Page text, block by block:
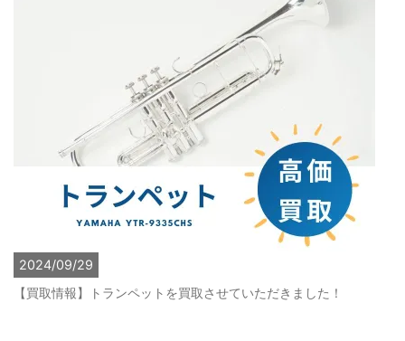
2024/09/29
【買取情報】トランペットを買取させていただきました！